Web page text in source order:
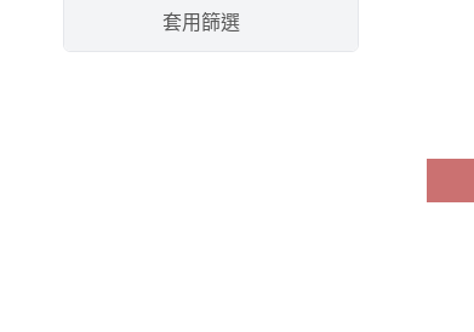
- 小星花
套用篩選